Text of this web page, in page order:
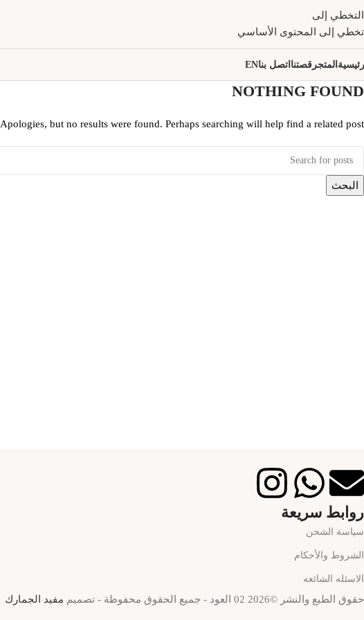
التخطي إلى
تخطي إلى المحتوى الأساسي
المتجر قصتنا اتصل بناEN
NOTHING FOUND
Apologies, but no results were found. Perhaps searching will help find a related post.
البحث
روابط سريعة
سياسة الشحن
الشروط والأحكام
الاسئله الشائعه
حقوق الطبع والنشر ©2026 02 العود - جميع الحقوق محفوظة - تصميم مفيد الجمارك